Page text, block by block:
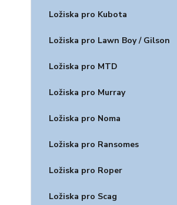
Ložiska pro Kubota
Ložiska pro Lawn Boy / Gilson
Ložiska pro MTD
Ložiska pro Murray
Ložiska pro Noma
Ložiska pro Ransomes
Ložiska pro Roper
Ložiska pro Scag